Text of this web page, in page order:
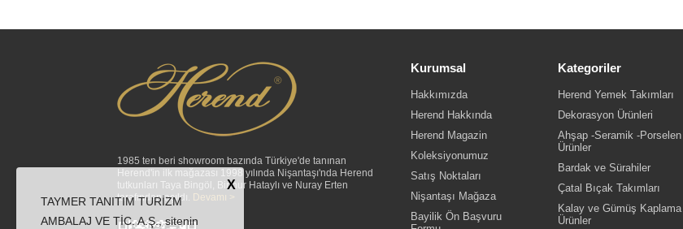
1985 ten beri showroom bazında Türkiye'de tanınan
Herend'in ilk mağazası 1998 yılında Nişantaşı'nda Herend
tutkunları Taya Bingöl, Binnur Hataylı ve Nuray Erten
tarafından açıldı. Devamı >
Kurumsal
Hakkımızda
Herend Hakkında
Herend Magazin
Koleksiyonumuz
Satış Noktaları
Nişantaşı Mağaza
Bayilik Ön Başvuru
Kategoriler
Herend Yemek Takımları
Dekorasyon Ürünleri
Ahşap -Seramik -Porselen
Ürünler
Bardak ve Sürahiler
Çatal Bıçak Takımları
Kalay ve Gümüş Kaplama
Ürünler
TAYMER TANITIM TURİZM
AMBALAJ VE TİC. A.Ş., sitenin
X